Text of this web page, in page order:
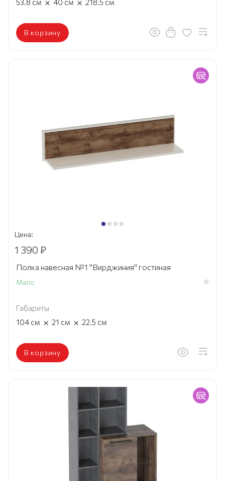
53.8 см 40 см 218.5 см
В корзину
Цена:
1 390 ₽
Полка навесная №1 "Вирджиния" гостиная
Мало
Габариты
104 см × 21 см × 22.5 см
В корзину